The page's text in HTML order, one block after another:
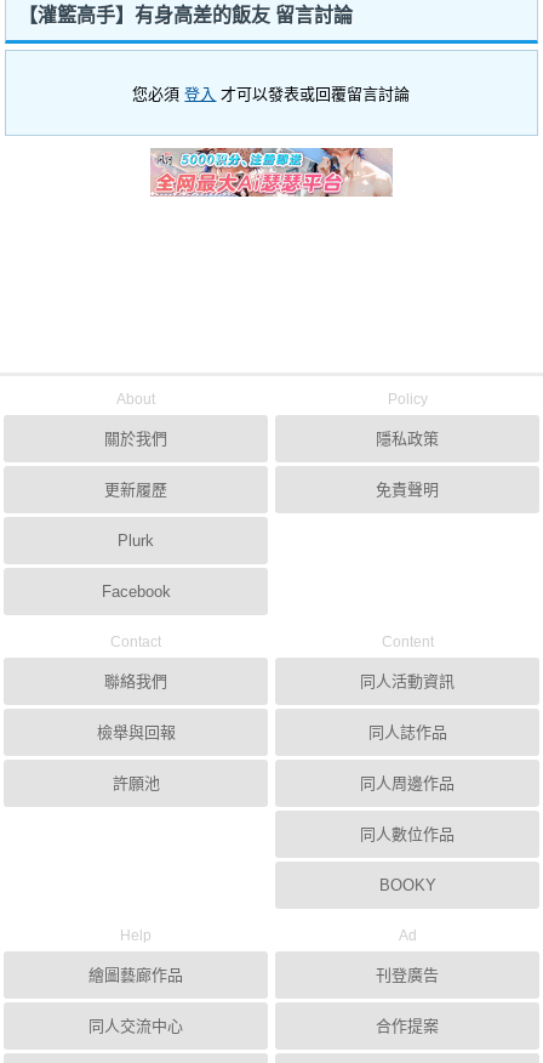
【灌籃高手】有身高差的飯友 留言討論
您必須登入 才可以發表或回覆留言討論
About
關於我們
更新履歷
Plurk
Facebook
Policy
隱私政策
免責聲明
Contact
聯絡我們
檢舉與回報
許願池
Content
同人活動資訊
同人誌作品
同人周邊作品
同人數位作品
BOOKY
Help
繪圖藝廊作品
同人交流中心
Ad
刊登廣告
合作提案